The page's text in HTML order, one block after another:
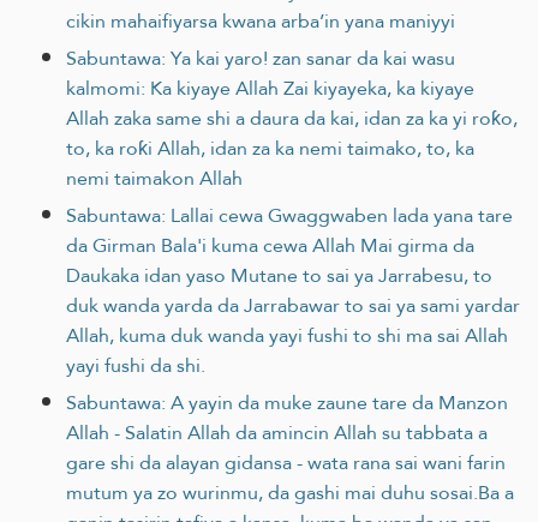
cikin mahaifiyarsa kwana arba’in yana maniyyi
Sabuntawa: Ya kai yaro! zan sanar da kai wasu
kalmomi: Ka kiyaye Allah Zai kiyayeka, ka kiyaye
Allah zaka same shi a daura da kai, idan za ka yi roƙo,
to, ka roƙi Allah, idan za ka nemi taimako, to, ka
nemi taimakon Allah
Sabuntawa: Lallai cewa Gwaggwaben lada yana tare
da Girman Bala'i kuma cewa Allah Mai girma da
Daukaka idan yaso Mutane to sai ya Jarrabesu, to
duk wanda yarda da Jarrabawar to sai ya sami yardar
Allah, kuma duk wanda yayi fushi to shi ma sai Allah
yayi fushi da shi.
Sabuntawa: A yayin da muke zaune tare da Manzon
Allah - Salatin Allah da amincin Allah su tabbata a
gare shi da alayan gidansa - wata rana sai wani farin
mutum ya zo wurinmu, da gashi mai duhu sosai.Ba a